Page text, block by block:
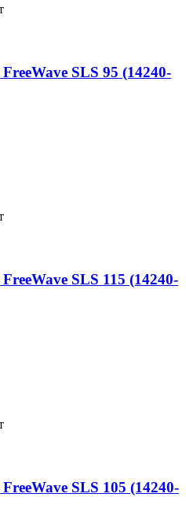
SLS 95 (14240-
SLS 115 (14240-
SLS 105 (14240-